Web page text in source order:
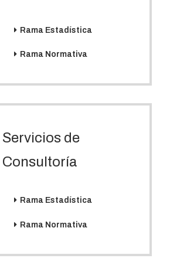
Rama Estadística
Rama Normativa
Servicios de
Consultoría
Rama Estadística
Rama Normativa